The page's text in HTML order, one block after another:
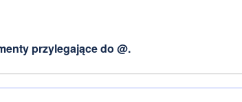
przylegające do @.